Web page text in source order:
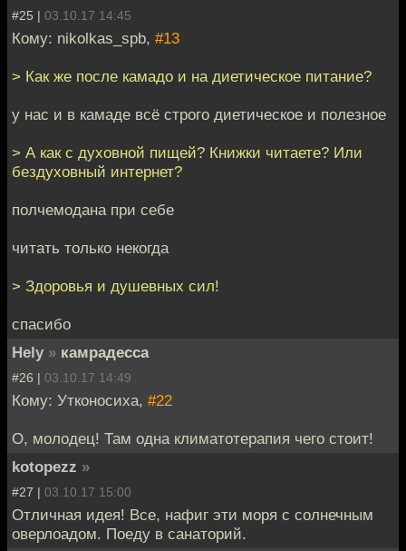
#25 | 03.10.17 14:45
Кому: nikolkas_spb, #13
> Как же после камадо и на диетическое питание?
у нас и в камаде всё строго диетическое и полезное
> А как с духовной пищей? Книжки читаете? Или
бездуховный интернет?
полчемодана при себе
читать только некогда
> Здоровья и душевных сил!
спасибо
Hely » камрадесса
#26 | 03.10.17 14:49
Кому: Утконосиха, #22
О, молодец! Там одна климатотерапия чего стоит!
kotopezz »
#27 | 03.10.17 15:00
Отличная идея! Все, нафиг эти моря с солнечным
оверлоадом. Поеду в санаторий.